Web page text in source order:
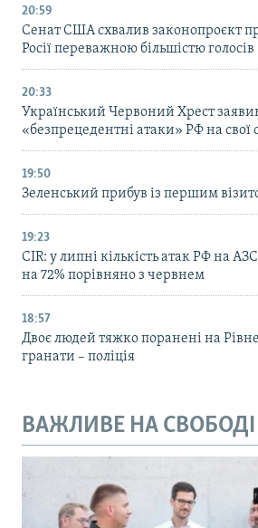
20:59
Cенат США схвалив законопроєкт
Росії переважною більшістю голосів
20:33
Український Червоний Хрест
«безпрецедентні атаки» РФ на свої
19:50
Зеленський прибув із першим
19:23
CIR: у липні кількість атак РФ на
на 72% порівняно з червнем
18:57
Двоє людей тяжко поранені на
гранати – поліція
ВАЖЛИВЕ НА СВОБОДІ